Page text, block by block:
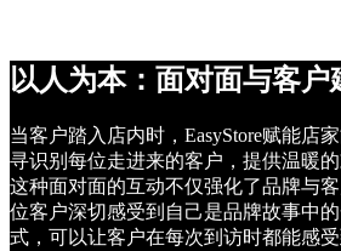
以人为本：面对面与客户
当客户踏入店内时，EasyStore赋能店
寻识别每位走进来的客户，提供温暖的
这种面对面的互动不仅强化了品牌与
位客户深切感受到自己是品牌故事中
式，可以让客户在每次到访时都能感